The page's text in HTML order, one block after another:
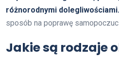
różnorodnymi dolegliwościami.
sposób na poprawę
Jakie są rodzaje